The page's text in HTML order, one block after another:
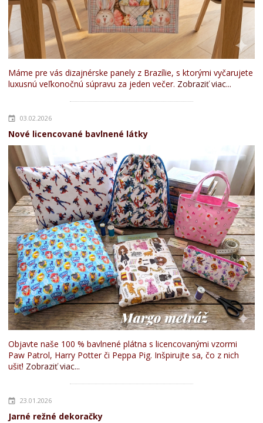
Máme pre vás dizajnérske panely z Brazílie, s ktorými vyčarujete
luxusnú veľkonočnú súpravu za jeden večer. Zobraziť viac...
03.02.2026
Nové licencované bavlnené látky
Objavte naše 100 % bavlnené plátna s licencovanými vzormi
Paw Patrol, Harry Potter či Peppa Pig. Inšpirujte sa, čo z nich
ušiť! Zobraziť viac...
23.01.2026
Jarné režné dekoračky